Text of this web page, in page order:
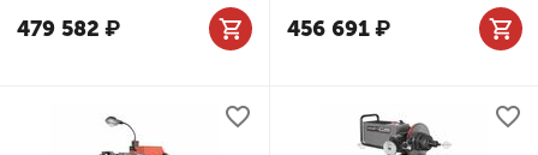
479 582 ₽ 456 691₽